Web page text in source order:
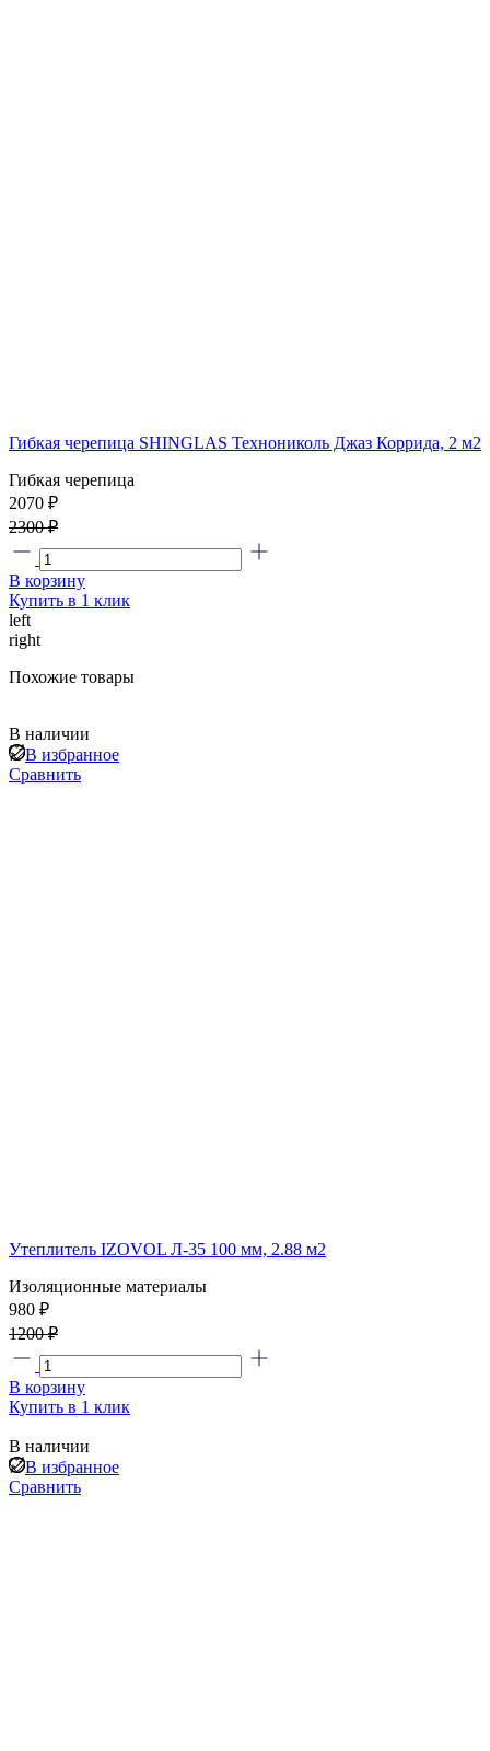
Гибкая черепица SHINGLAS Технониколь Джаз Коррида, 2 м2
Гибкая черепица
2070 ₽
2300 ₽
В корзину
Купить в 1 клик
left
right
Похожие товары
В наличии
В избранное
Сравнить
Утеплитель IZOVOL Л-35 100 мм, 2.88 м2
Изоляционные материалы
980 ₽
1200 ₽
В корзину
Купить в 1 клик
В наличии
В избранное
Сравнить